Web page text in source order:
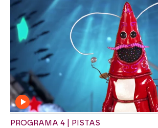
PROGRAMA 4 | PISTAS